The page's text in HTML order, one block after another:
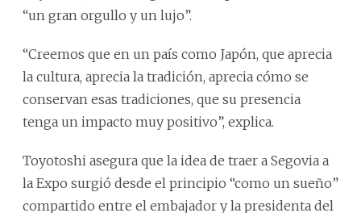
“un gran orgullo y un lujo”.
“Creemos que en un país como Japón, que aprecia
la cultura, aprecia la tradición, aprecia cómo se
conservan esas tradiciones, que su presencia
tenga un impacto muy positivo”, explica.
Toyotoshi asegura que la idea de traer a Segovia a
la Expo surgió desde el principio “como un sueño”
compartido entre el embajador y la presidenta del